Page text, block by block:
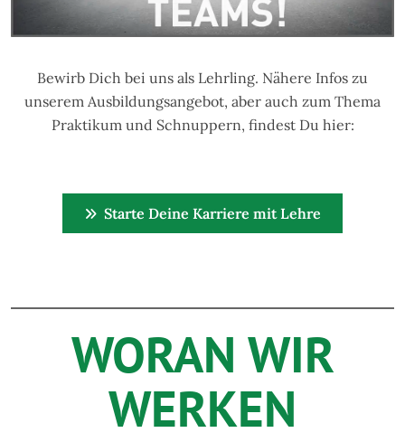
Bewirb Dich bei uns als Lehrling. Nähere Infos zu
unserem Ausbildungsangebot, aber auch zum Thema
Praktikum und Schnuppern, findest Du hier:
Starte Deine Karriere mit Lehre
WORAN WIR
WERKEN